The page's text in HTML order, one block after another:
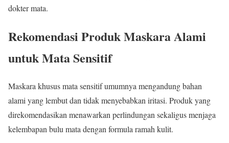
dokter mata.
Rekomendasi Produk Maskara Alami
untuk Mata Sensitif
Maskara khusus mata sensitif umumnya mengandung bahan
alami yang lembut dan tidak menyebabkan iritasi. Produk yang
direkomendasikan menawarkan perlindungan sekaligus menjaga
kelembapan bulu mata dengan formula ramah kulit.